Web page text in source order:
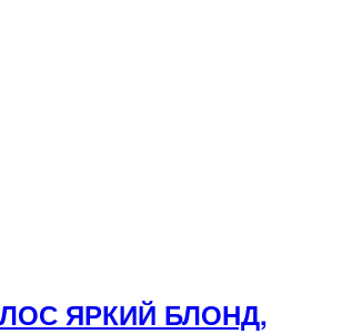
ЯРКИЙ БЛОНД,